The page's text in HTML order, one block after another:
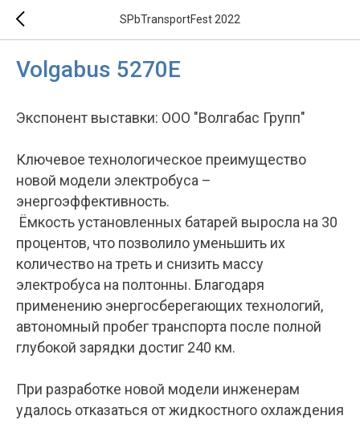
SPbTransportFest 2022
Volgabus 5270E
Экспонент выставки: ООО "Волгабас Групп"
Ключевое технологическое преимущество
новой модели электробуса –
энергоэффективность.
Ёмкость установленных батарей выросла на 30
процентов, что позволило уменьшить их
количество на треть и снизить массу
электробуса на полтонны. Благодаря
применению энергосберегающих технологий,
автономный пробег транспорта после полной
глубокой зарядки достиг 240 км.
При разработке новой модели инженерам
удалось отказаться от жидкостного охлаждения